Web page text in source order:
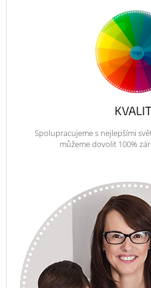
Spolupracujeme s nejlepšími
můžeme dovolit 100%